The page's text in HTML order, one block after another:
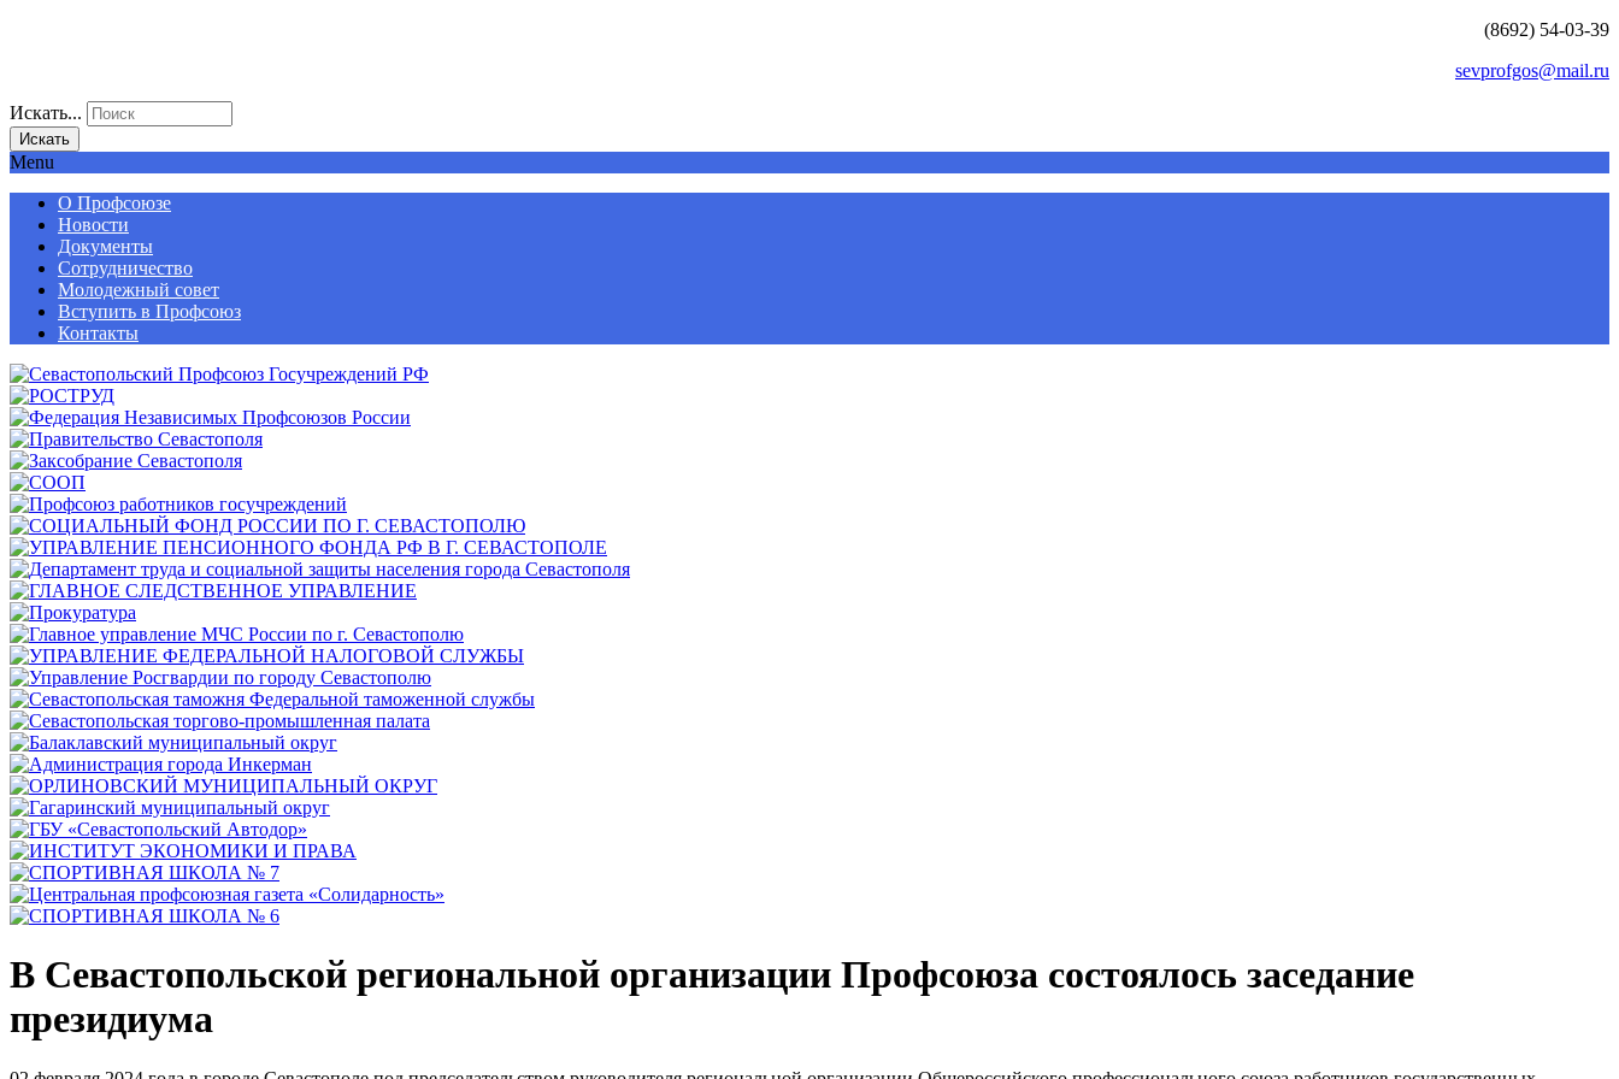
(8692) 54-03-39
sevprofgos@mail.ru
Искать...
Искать
Menu
О Профсоюзе
Новости
Документы
Сотрудничество
Молодежный совет
Вступить в Профсоюз
Контакты
В Севастопольской региональной организации Профсоюза состоялось заседание
президиума